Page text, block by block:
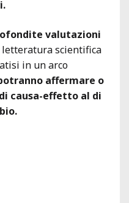
valutazioni
letteratura scientifica
in un arco
affermare o
causa-effetto al di